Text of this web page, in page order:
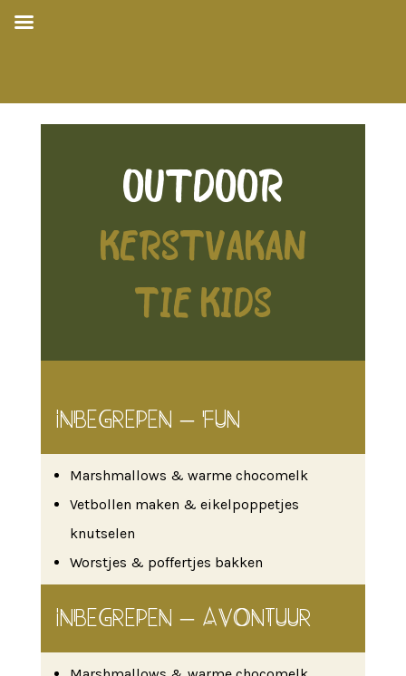
OUTDOOR
KERSTVAKAN
TIE KIDS
INBEGREPEN – FUN
Marshmallows & warme chocomelk
Vetbollen maken & eikelpoppetjes
knutselen
Worstjes & poffertjes bakken
INBEGREPEN – AVONTUUR